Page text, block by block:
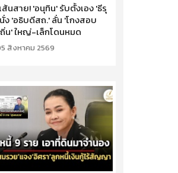
ส้นสาย! 'อนุทิน' รับตั้งเอง 'ธีรุ
ง 'อธิบดีสถ.' ลั่น 'โกงสอบ
น' ใหญ่-เล็กโดนหมด
สิงหาคม 2569